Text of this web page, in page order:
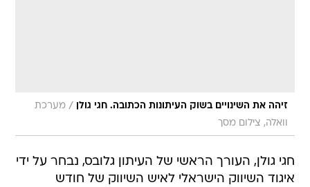
זיהה את השינויים בשוק העיתונות הכתובה. חגי גולן / מערכת
וואלה, צילום מסך
חגי גולן, העורך הראשי של העיתון גלובס, נבחר על ידי
איגוד השיווק הישראלי לאיש השיווק של חודש